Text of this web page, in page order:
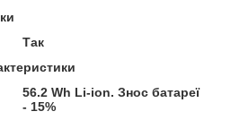
Так
56.2 Wh Li-ion. Знос батареї
- 15%